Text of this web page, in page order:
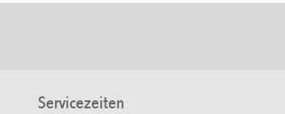
Servicezeiten